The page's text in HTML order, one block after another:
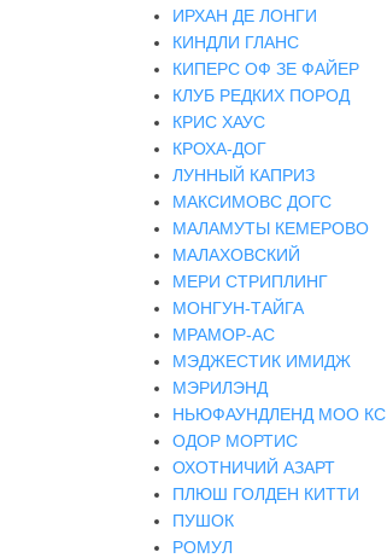
ИРХАН ДЕ ЛОНГИ
КИНДЛИ ГЛАНС
КИПЕРС ОФ ЗЕ ФАЙЕР
КЛУБ РЕДКИХ ПОРОД
КРИС ХАУС
КРОХА-ДОГ
ЛУННЫЙ КАПРИЗ
МАКСИМОВС ДОГС
МАЛАМУТЫ КЕМЕРОВО
МАЛАХОВСКИЙ
МЕРИ СТРИПЛИНГ
МОНГУН-ТАЙГА
МРАМОР-АС
МЭДЖЕСТИК ИМИДЖ
МЭРИЛЭНД
НЬЮФАУНДЛЕНД МОО КС
ОДОР МОРТИС
ОХОТНИЧИЙ АЗАРТ
ПЛЮШ ГОЛДЕН КИТТИ
ПУШОК
РОМУЛ